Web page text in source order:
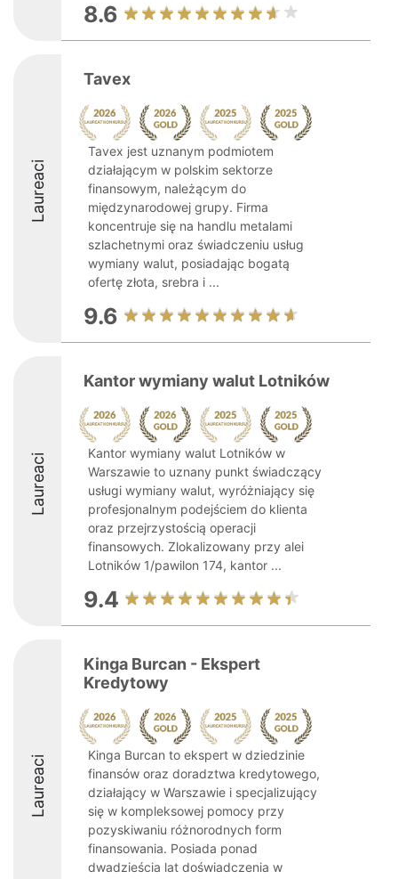
8.6
Laureaci
Tavex
Tavex jest uznanym podmiotem
działającym w polskim sektorze
finansowym, należącym do
międzynarodowej grupy. Firma
koncentruje się na handlu metalami
szlachetnymi oraz świadczeniu usług
wymiany walut, posiadając bogatą
ofertę złota, srebra i ...
9.6
Laureaci
Kantor wymiany walut Lotników
Kantor wymiany walut Lotników w
Warszawie to uznany punkt świadczący
usługi wymiany walut, wyróżniający się
profesjonalnym podejściem do klienta
oraz przejrzystością operacji
finansowych. Zlokalizowany przy alei
Lotników 1/pawilon 174, kantor ...
9.4
Laureaci
Kinga Burcan - Ekspert
Kredytowy
Kinga Burcan to ekspert w dziedzinie
finansów oraz doradztwa kredytowego,
działający w Warszawie i specjalizujący
się w kompleksowej pomocy przy
pozyskiwaniu różnorodnych form
finansowania. Posiada ponad
dwadzieścia lat doświadczenia w